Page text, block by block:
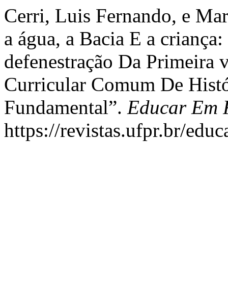
Cerri, Luis Fernando, e
a água, a Bacia E a
defenestração Da Primeira
Curricular Comum De
Fundamental”. Educar Em
https://revistas.ufpr.br/